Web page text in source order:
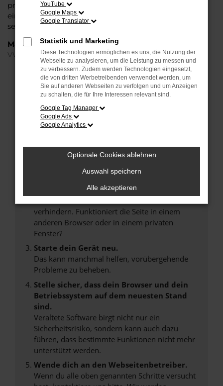
preislichen Nachlass freuen dürfen und beim Kauf auf
ein Unternehmen mit mehr als 80 Jahren Erfahrung
setzen.
Marken
VW
FEHLER: NETWORK ERROR
Hier sind ein paar Tipps, die dir helfen können:
Überprüfe deine Firewall und deine
Laden andere Webseiten, zum Beispiel deine
Prüfe deine Browsererweiterungen.
Manche Erweiterungen, wie Werbeblocker,
verhindern. Funktioniert die Seite in einem
anderen Browser oder in einem privaten
Fenster?
Starte dein Gerät neu.
Das kann manchmal helfen, vorübergehende
Probleme zu beheben.
Stelle sicher, dass dein Browser und dein
Betriebssystem auf dem neuesten Stand
sind.
Veraltete Software birgt nicht nur ein
Sicherheitsrisiko, sondern kann auch dazu
führen, dass bestimmte Funktionen nicht mehr
unterstützt werden.
Wende dich an den Webseitenbetreiber.
Wenn du alle oben genannten Schritte versucht
YouTube
Google Maps
Google Translator
Statistik und Marketing
Diese Technologien ermöglichen es uns, die Nutzung der
Webseite zu analysieren, um die Leistung zu messen und
zu verbessern. Zudem werden Technologien eingesetzt,
die von dritten Werbetreibenden verwendet werden, um
Sie auf anderen Webseiten zu verfolgen und um Anzeigen
zu schalten, die für Ihre Interessen relevant sind.
Google Tag Manager
Google Ads
Google Analytics
Optionale Cookies ablehnen
Auswahl speichern
Alle akzeptieren